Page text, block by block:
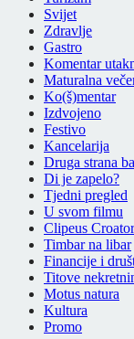
Svijet
Zdravlje
Gastro
Komentar
Maturalna
Ko(š)mentar
Izdvojeno
Festivo
Kancelarija
Druga strana
Di je zapelo?
Tjedni pregled
U svom filmu
Clipeus
Timbar na libar
Financije i
Titove
Motus natura
Kultura
Promo